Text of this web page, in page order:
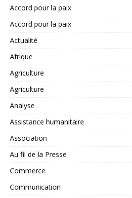
Accord pour la paix
Accord pour la paix
Actualité
Afrique
Agriculture
Agriculture
Analyse
Assistance humanitaire
Association
Au fil de la Presse
Commerce
Communication